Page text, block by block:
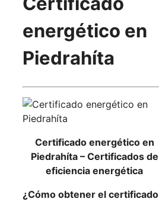
energético en
Piedrahíta
Certificado energético en
Piedrahíta – Certificados de
eficiencia energética
¿Cómo obtener el certificado